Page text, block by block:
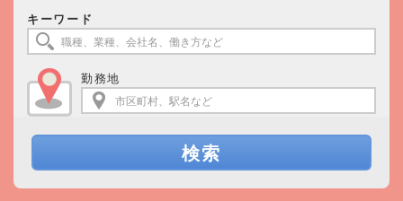
キーワード
勤務地
検索